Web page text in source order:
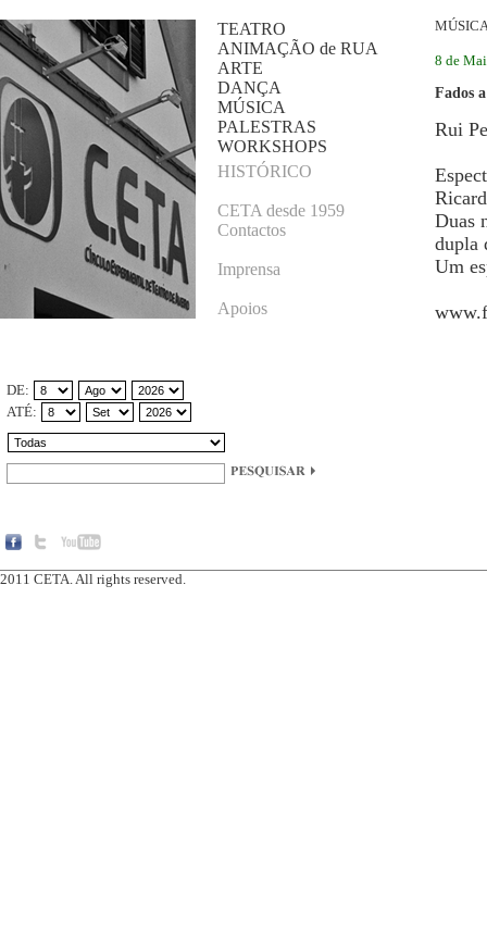
TEATRO
ANIMAÇÃO de RUA
ARTE
DANÇA
MÚSICA
PALESTRAS
WORKSHOPS
HISTÓRICO
CETA desde 1959
Contactos
Imprensa
Apoios
DE:
ATÉ:
8 de
Fados
Rui
Duas
dupla
Um
2011 CETA. All rights reserved.